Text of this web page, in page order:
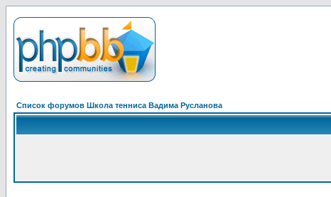
Список форумов Школа тенниса Вадима Русланова